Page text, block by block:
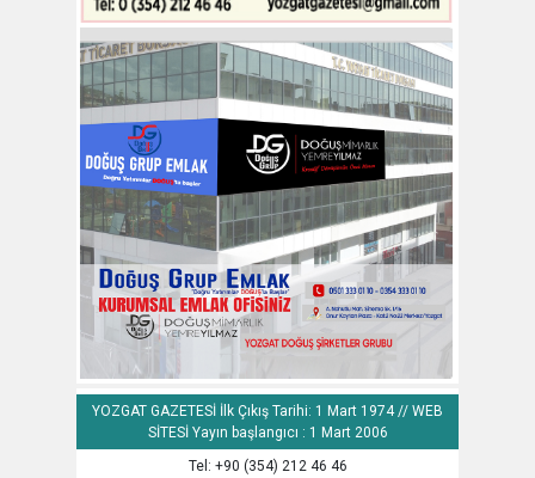
YOZGAT GAZETESİ İlk Çıkış Tarihi: 1 Mart 1974 // WEB
SİTESİ Yayın başlangıcı : 1 Mart 2006
Tel: +90 (354) 212 46 46